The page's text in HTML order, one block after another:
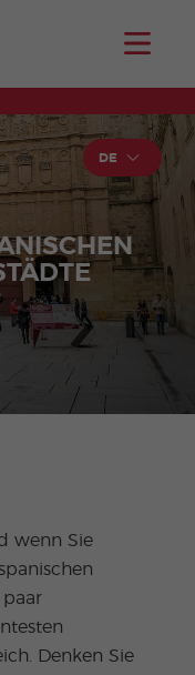
DE
wenn Sie
paar
Denken Sie